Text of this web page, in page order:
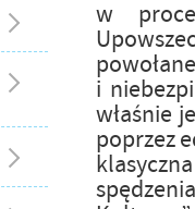
w
i
właśnie
poprzez